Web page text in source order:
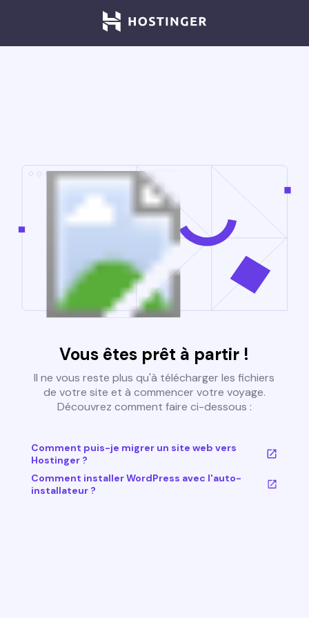
Vous êtes prêt à partir !
Il ne vous reste plus qu'à télécharger les fichiers
de votre site et à commencer votre voyage.
Découvrez comment faire ci-dessous :
Comment puis-je migrer un site web vers
Hostinger ?
Comment installer WordPress avec l'auto-
installateur ?